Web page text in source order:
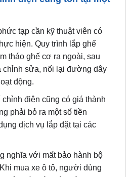
tạp cần kỹ thuật viên có
hiện. Quy trình lắp ghế
tháo ghế cơ ra ngoài, sau
chỉnh sửa, nối lại đường dây
động.
điện cũng có giá thành
phải bỏ ra một số tiền
dịch vụ lắp đặt tại các
nghĩa với mất bảo hành bộ
mua xe ô tô, người dùng
của các bộ phận trên xe bao
Nếu lắp đặt ghế điện, bộ